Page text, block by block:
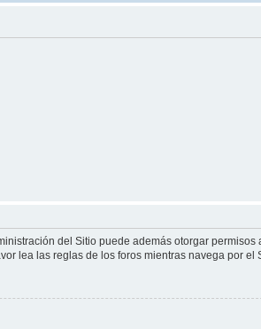
del Sitio puede además otorgar permisos
lea las reglas de los foros mientras navega por el